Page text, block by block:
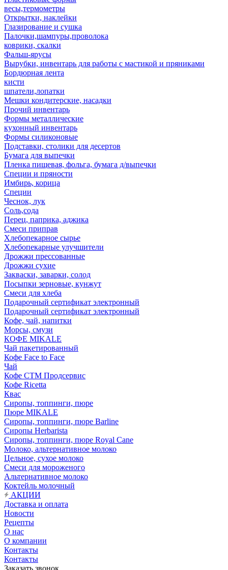
весы,термометры
Открытки, наклейки
Глазирование и сушка
Палочки,шампуры,проволока
коврики, скалки
Фальш-ярусы
Вырубки, инвентарь для работы с мастикой и пряниками
Бордюрная лента
кисти
шпатели,лопатки
Мешки кондитерские, насадки
Прочий инвентарь
Формы металлические
кухонный инвентарь
Формы силиконовые
Подставки, столики для десертов
Бумага для выпечки
Пленка пищевая, фольга, бумага д/выпечки
Специи и пряности
Имбирь, корица
Специи
Чеснок, лук
Соль,сода
Перец, паприка, аджика
Смеси приправ
Хлебопекарное сырье
Хлебопекарные улучшители
Дрожжи прессованные
Дрожжи сухие
Закваски, заварки, солод
Посыпки зерновые, кунжут
Смеси для хлеба
Подарочный сертификат электронный
Подарочный сертификат электронный
Кофе, чай, напитки
Морсы, смузи
КОФЕ MIKALE
Чай пакетированный
Кофе Face to Face
Чай
Кофе СТМ Продсервис
Кофе Ricetta
Квас
Сиропы, топпинги, пюре
Пюре MIKALE
Сиропы, топпинги, пюре Barline
Сиропы Herbarista
Сиропы, топпинги, пюре Royal Cane
Молоко, альтернативное молоко
Цельное, сухое молоко
Смеси для мороженого
Альтернативное молоко
Коктейль молочный
АКЦИИ
Доставка и оплата
Новости
Рецепты
О нас
О компании
Контакты
Контакты
Заказать звонок